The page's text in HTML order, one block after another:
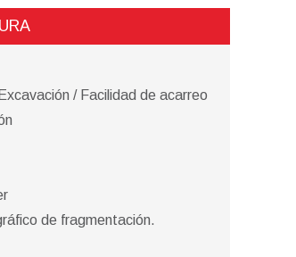
/ Facilidad de acarreo
de fragmentación.